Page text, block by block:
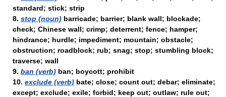
standard; stick; strip
8. stop (noun) barricade; barrier; blank wall; blockade;
check; Chinese wall; crimp; deterrent; fence; hamper;
hindrance; hurdle; impediment; mountain; obstacle;
obstruction; roadblock; rub; snag; stop; stumbling block;
traverse; wall
9. ban (verb) ban; boycott; prohibit
10. exclude (verb) bate; close; count out; debar; eliminate;
except; exclude; exile; forbid; keep out; outlaw; rule out;